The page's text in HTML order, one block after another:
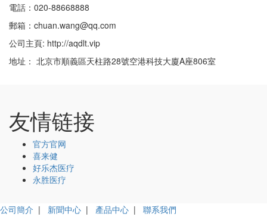
電話：020-88668888
郵箱：chuan.wang@qq.com
公司主頁: http://aqdlt.vip
地址： 北京市順義區天柱路28號空港科技大廈A座806室
友情链接
官方官网
喜来健
好乐杰医疗
永胜医疗
公司簡介 | 新聞中心 | 產品中心 | 聯系我們